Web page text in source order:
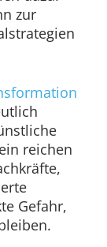
zur
reichen
Gefahr,